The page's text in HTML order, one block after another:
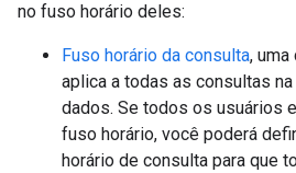
no fuso horário deles:
Fuso horário da consulta,
aplica a todas as consultas
dados. Se todos os usuários
fuso horário, você poderá
horário de consulta para que